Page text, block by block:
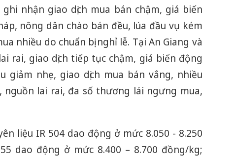
nhận giao dịch mua bán chậm, giá biến
nông dân chào bán đều, lúa đầu vụ kém
nhiều do chuẩn bị nghỉ lễ. Tại An Giang và
rai, giao dịch tiếp tục chậm, giá biến động
giảm nhẹ, giao dịch mua bán vắng, nhiều
nguồn lai rai, đa số thương lái ngưng mua,
liệu IR 504 dao động ở mức 8.050 - 8.250
dao động ở mức 8.400 – 8.700 đồng/kg;